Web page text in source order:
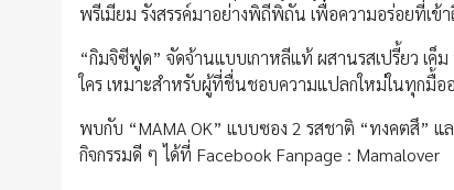
พรีเมียม รังสรรค์มาอย่างพิถีพิถัน เพื่อความอร่อยที่เข้า
“กิมจิซีฟูด” จัดจ้านแบบเกาหลีแท้ ผสานรสเปรี้ยว เ
ใคร เหมาะสำหรับผู้ที่ชื่นชอบความแปลกใหม่ในทุกมื้อ
พบกับ “MAMA OK” แบบซอง 2 รสชาติ “ทงคตสึ”
กิจกรรมดี ๆ ได้ที่ Facebook Fanpage : Mamalover